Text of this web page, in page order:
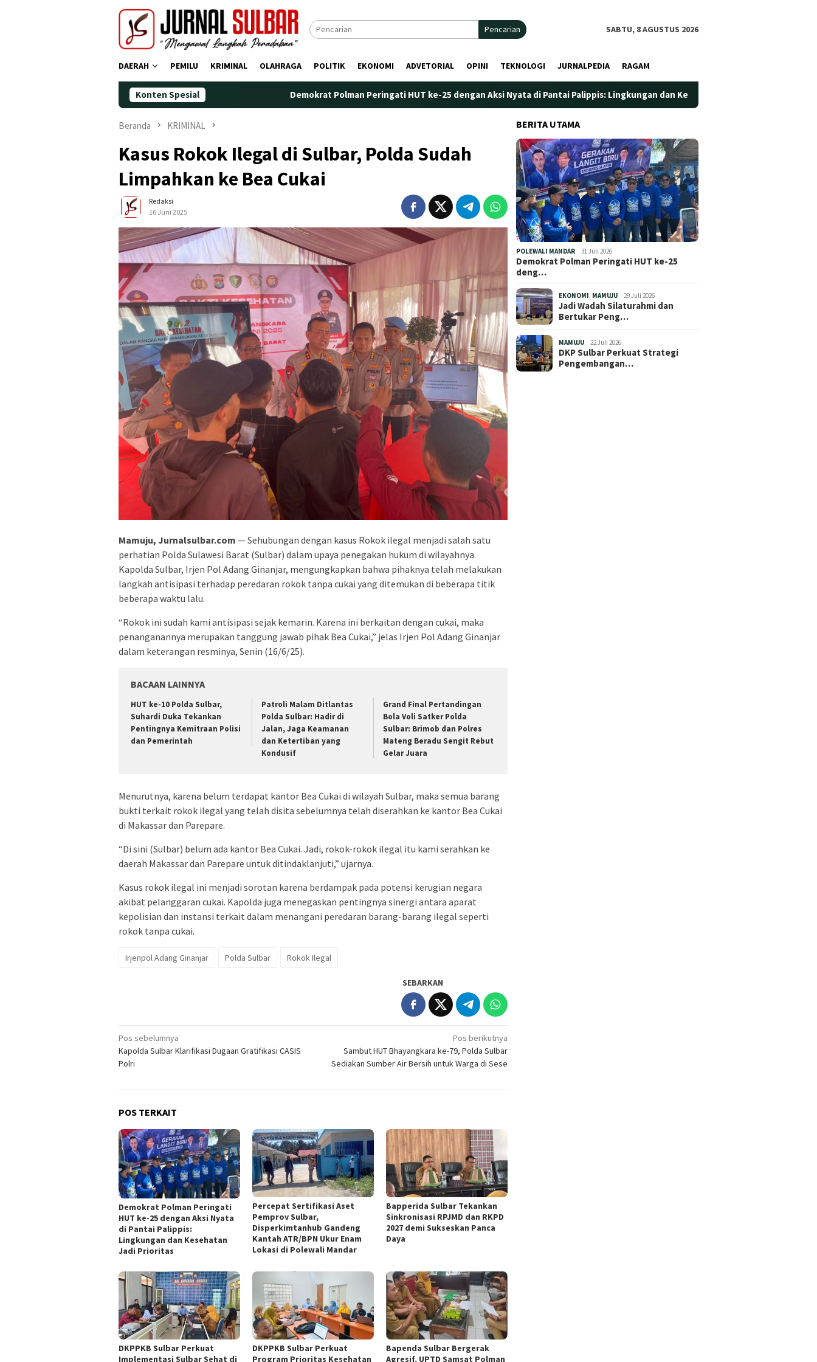
Pencarian SABTU, 8 AGUSTUS 2026
DAERAH PEMILU KRIMINAL OLAHRAGA POLITIK EKONOMI ADVETORIAL OPINI TEKNOLOGI JURNALPEDIA RAGAM
Konten Spesial Demokrat Polman Peringati HUT ke-25 dengan Aksi Nyata di Pantai Palippis: Lingkungan dan Kesehatan Jadi Prioritas
Beranda KRIMINAL
Kasus Rokok Ilegal di Sulbar, Polda Sudah
Limpahkan ke Bea Cukai
Redaksi
16 Juni 2025
Mamuju, Jurnalsulbar.com — Sehubungan dengan kasus Rokok ilegal menjadi salah satu
perhatian Polda Sulawesi Barat (Sulbar) dalam upaya penegakan hukum di wilayahnya.
Kapolda Sulbar, Irjen Pol Adang Ginanjar, mengungkapkan bahwa pihaknya telah melakukan
langkah antisipasi terhadap peredaran rokok tanpa cukai yang ditemukan di beberapa titik
beberapa waktu lalu.
“Rokok ini sudah kami antisipasi sejak kemarin. Karena ini berkaitan dengan cukai, maka
penanganannya merupakan tanggung jawab pihak Bea Cukai,” jelas Irjen Pol Adang Ginanjar
dalam keterangan resminya, Senin (16/6/25).
BACAAN LAINNYA
HUT ke-10 Polda Sulbar,
Suhardi Duka Tekankan
Pentingnya Kemitraan Polisi
dan Pemerintah
Patroli Malam Ditlantas
Polda Sulbar: Hadir di
Jalan, Jaga Keamanan
dan Ketertiban yang
Kondusif
Grand Final Pertandingan
Bola Voli Satker Polda
Sulbar: Brimob dan Polres
Mateng Beradu Sengit Rebut
Gelar Juara
Menurutnya, karena belum terdapat kantor Bea Cukai di wilayah Sulbar, maka semua barang
bukti terkait rokok ilegal yang telah disita sebelumnya telah diserahkan ke kantor Bea Cukai
di Makassar dan Parepare.
“Di sini (Sulbar) belum ada kantor Bea Cukai. Jadi, rokok-rokok ilegal itu kami serahkan ke
daerah Makassar dan Parepare untuk ditindaklanjuti,” ujarnya.
Kasus rokok ilegal ini menjadi sorotan karena berdampak pada potensi kerugian negara
akibat pelanggaran cukai. Kapolda juga menegaskan pentingnya sinergi antara aparat
kepolisian dan instansi terkait dalam menangani peredaran barang-barang ilegal seperti
rokok tanpa cukai.
Irjenpol Adang Ginanjar Polda Sulbar Rokok Ilegal
SEBARKAN
Navigasi
pos
Pos sebelumnya
Kapolda Sulbar Klarifikasi Dugaan Gratifikasi CASIS
Polri
Pos berikutnya
Sambut HUT Bhayangkara ke-79, Polda Sulbar
Sediakan Sumber Air Bersih untuk Warga di Sese
POS TERKAIT
Demokrat Polman Peringati
HUT ke-25 dengan Aksi Nyata
di Pantai Palippis:
Lingkungan dan Kesehatan
Jadi Prioritas
Percepat Sertifikasi Aset
Pemprov Sulbar,
Disperkimtanhub Gandeng
Kantah ATR/BPN Ukur Enam
Lokasi di Polewali Mandar
Bapperida Sulbar Tekankan
Sinkronisasi RPJMD dan RKPD
2027 demi Sukseskan Panca
Daya
DKPPKB Sulbar Perkuat
Implementasi Sulbar Sehat di
DKPPKB Sulbar Perkuat
Program Prioritas Kesehatan
Bapenda Sulbar Bergerak
Agresif, UPTD Samsat Polman
BERITA UTAMA
POLEWALI MANDAR 31 Juli 2026
Demokrat Polman Peringati HUT ke-25
deng…
EKONOMI MAMUJU 29 Juli 2026
Jadi Wadah Silaturahmi dan
Bertukar Peng…
MAMUJU 22 Juli 2026
DKP Sulbar Perkuat Strategi
Pengembangan…